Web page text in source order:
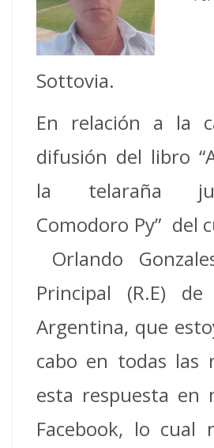
Sottovia.
En relación a la
difusión del libro
la telaraña
Comodoro Py” del
Orlando
Principal (R.E)
Argentina, que
cabo en todas las
esta respuesta en
Facebook, lo cual